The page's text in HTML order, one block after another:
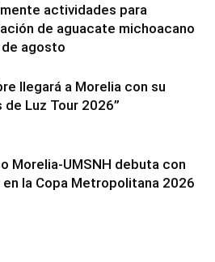
actividades para
de aguacate michoacano
agosto
llegará a Morelia con su
de Luz Tour 2026”
Morelia-UMSNH debuta con
la Copa Metropolitana 2026